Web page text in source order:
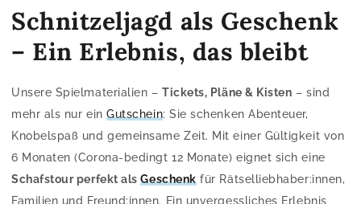
Schnitzeljagd als Geschenk
– Ein Erlebnis, das bleibt
Unsere Spielmaterialien – Tickets, Pläne & Kisten– sind
mehr als nur ein Gutschein: Sie schenken Abenteuer,
Knobelspaß und gemeinsame Zeit. Mit einer Gültigkeit von
6 Monaten (Corona-bedingt 12 Monate) eignet sich eine
Schafstour perfekt als Geschenk für Rätselliebhaber:innen,
Familien und Freund:innen. Ein unvergessliches Erlebnis